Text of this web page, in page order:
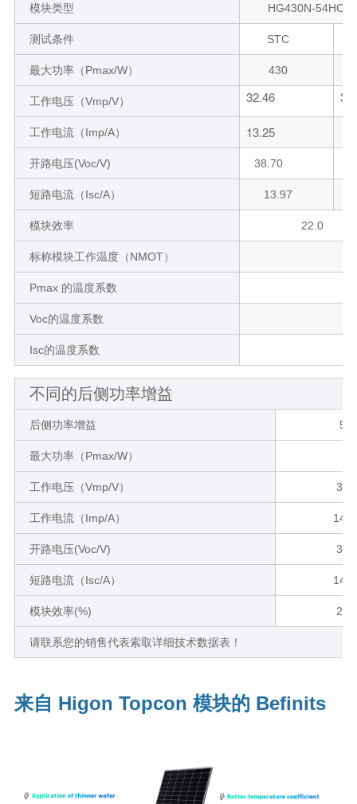
模块类型 HG430N-54HC10
测试条件 STC
最大功率（Pmax/W） 430
工作电压（Vmp/V） 32.46
工作电流（Imp/A） 13.25
开路电压(Voc/V) 38.70
短路电流（Isc/A） 13.97
模块效率 22.0
标称模块工作温度（NMOT）
Pmax 的温度系数
Voc的温度系数
Isc的温度系数
不同的后侧功率增益
后侧功率增益 5%
最大功率（Pmax/W）
工作电压（Vmp/V）
工作电流（Imp/A）
开路电压(Voc/V)
短路电流（Isc/A）
模块效率(%)
请联系您的销售代表索取详细技术数据表！
来自 Higon Topcon 模块的 Befinits